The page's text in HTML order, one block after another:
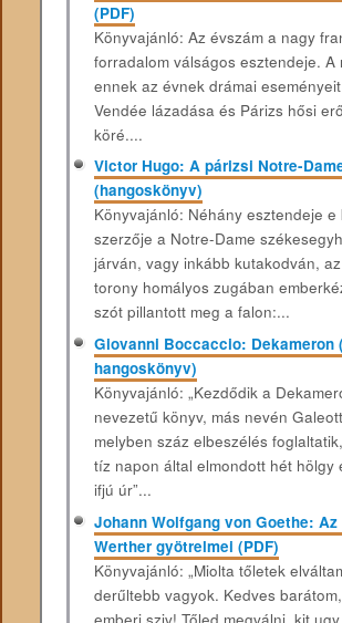
(PDF)
Könyvajánló: Az évszám a nagy
forradalom válságos esztendeje. A
ennek az évnek drámai
Vendée lázadása és Párizs hősi
köré....
Victor Hugo: A párizsi Notre-
(hangoskönyv)
Könyvajánló: Néhány esztendeje e
szerzője a Notre-Dame
járván, vagy inkább kutakodván,
torony homályos zugában
szót pillantott meg a falon:...
Giovanni Boccaccio: Dekameron
hangoskönyv)
Könyvajánló: „Kezdődik a
nevezetű könyv, más nevén
melyben száz elbeszélés
tíz napon által elmondott hét hölgy
ifjú úr”...
Johann Wolfgang von Goethe:
Werther gyötrelmei (PDF)
Könyvajánló: „Miolta tőletek
derűltebb vagyok. Kedves